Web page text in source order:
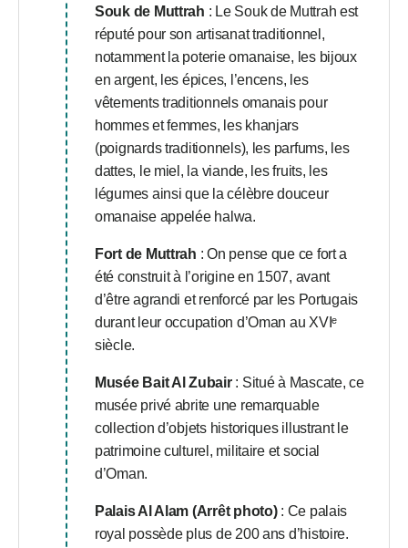
Souk de Muttrah : Le Souk de Muttrah est
réputé pour son artisanat traditionnel,
notamment la poterie omanaise, les bijoux
en argent, les épices, l’encens, les
vêtements traditionnels omanais pour
hommes et femmes, les khanjars
(poignards traditionnels), les parfums, les
dattes, le miel, la viande, les fruits, les
légumes ainsi que la célèbre douceur
omanaise appelée halwa.
Fort de Muttrah : On pense que ce fort a
été construit à l’origine en 1507, avant
d’être agrandi et renforcé par les Portugais
durant leur occupation d’Oman au XVIᵉ
siècle.
Musée Bait Al Zubair: Situé à Mascate, ce
musée privé abrite une remarquable
collection d’objets historiques illustrant le
patrimoine culturel, militaire et social
d’Oman.
Palais Al Alam (Arrêt photo): Ce palais
royal possède plus de 200 ans d’histoire.